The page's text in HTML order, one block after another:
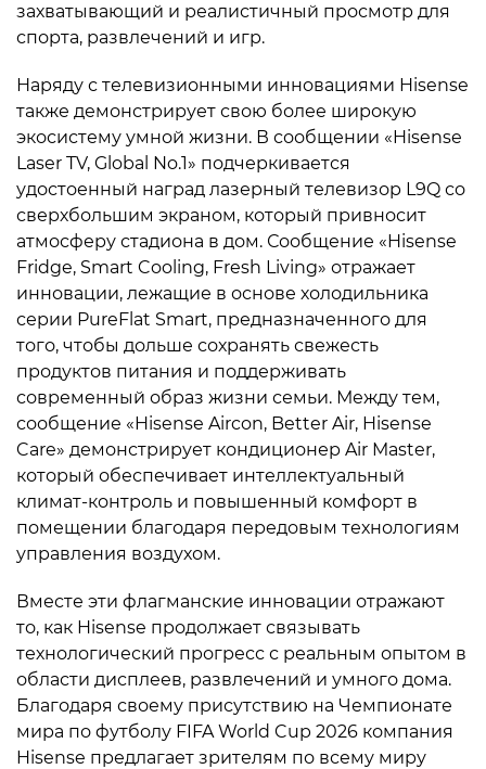
захватывающий и реалистичный просмотр для
спорта, развлечений и игр.
Наряду с телевизионными инновациями Hisense
также демонстрирует свою более широкую
экосистему умной жизни. В сообщении «Hisense
Laser TV, Global No.1» подчеркивается
удостоенный наград лазерный телевизор L9Q со
сверхбольшим экраном, который привносит
атмосферу стадиона в дом. Сообщение «Hisense
Fridge, Smart Cooling, Fresh Living» отражает
инновации, лежащие в основе холодильника
серии PureFlat Smart, предназначенного для
того, чтобы дольше сохранять свежесть
продуктов питания и поддерживать
современный образ жизни семьи. Между тем,
сообщение «Hisense Aircon, Better Air, Hisense
Care» демонстрирует кондиционер Air Master,
который обеспечивает интеллектуальный
климат-контроль и повышенный комфорт в
помещении благодаря передовым технологиям
управления воздухом.
Вместе эти флагманские инновации отражают
то, как Hisense продолжает связывать
технологический прогресс с реальным опытом в
области дисплеев, развлечений и умного дома.
Благодаря своему присутствию на Чемпионате
мира по футболу FIFA World Cup 2026 компания
Hisense предлагает зрителям по всему миру